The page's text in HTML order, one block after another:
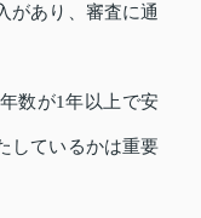
があり、審査に通
数が1年以上で安
しているかは重要